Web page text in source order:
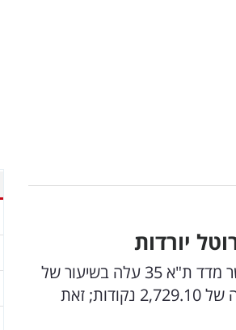
יורדות
הבורסה לניירות ערך בתל אביב רשמה מגמה חיובית בשני המדדים המרכזיים, כאשר מדד ת"א 35 עלה בשיעור של
0.34% לרמה של 2,710.81 נקודות ומדד ת"א 125 עלה בשיעור של 0.16% לרמה של 2,729.10 נקודות; זאת